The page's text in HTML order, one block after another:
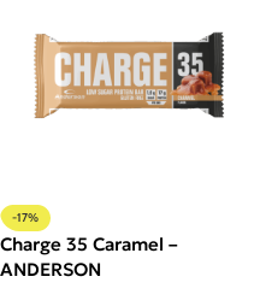
-17%
Charge 35 Caramel –
ANDERSON